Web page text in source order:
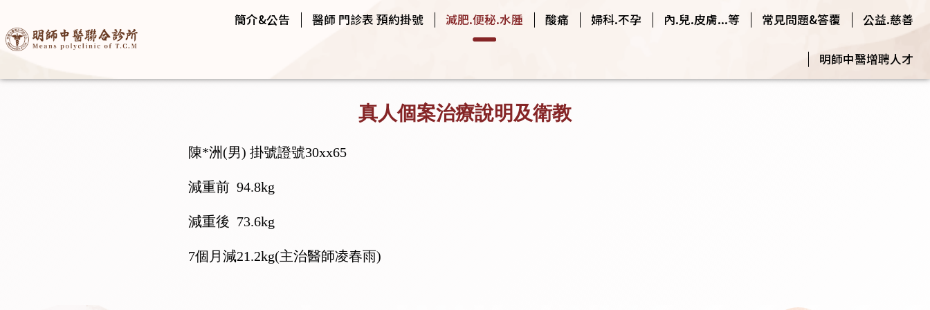
簡介&公告 醫師 門診表 預約掛號 減肥.便秘.水腫 酸痛 婦科.不孕 內.兒.皮膚...等 常見問題&答覆 公益.慈善
明師中醫增聘人才
真人個案治療說明及衛教
陳*洲(男) 掛號證號30xx65
減重前 94.8kg
減重後 73.6kg
7個月減21.2kg(主治醫師凌春雨)